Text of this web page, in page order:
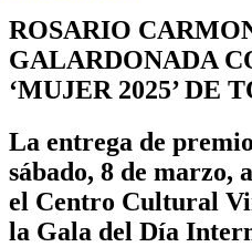
ROSARIO
GALARDONADA
‘MUJER 2025’ DE
La entrega de
sábado, 8 de marzo,
el Centro Cultural
la Gala del Día